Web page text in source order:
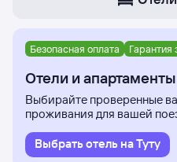
Безопасная оплата Гарантия
Отели и
Выбирайте проверенные
проживания для вашей
Выбрать отель на Туту